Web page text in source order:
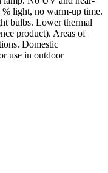
light, no warm-up time.
bulbs. Lower thermal
product). Areas of
Domestic
use in outdoor